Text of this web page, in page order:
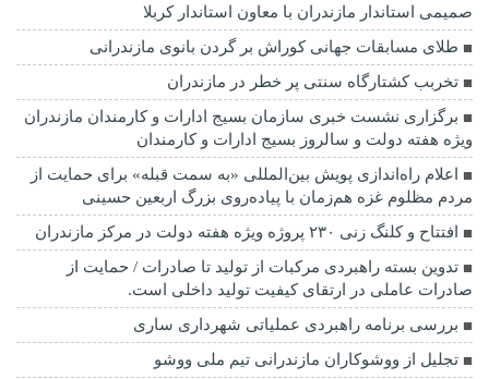
صمیمی استاندار مازندران با معاون استاندار کربلا
طلای مسابقات جهانی کوراش بر گردن بانوی مازندرانی
تخربب کشتارگاه سنتی پر خطر در مازندران
برگزاری نشست خبری سازمان بسیج ادارات و کارمندان مازندران
ویژه هفته دولت و سالروز بسیج ادارات و کارمندان
اعلام راه‌اندازی پویش بین‌المللی «به سمت قبله» برای حمایت از
مردم مظلوم غزه هم‌زمان با پیاده‌روی بزرگ اربعین حسینی
افتتاح و کلنگ زنی ۲۳۰ پروژه ویژه هفته دولت در مرکز مازندران
تدوین بسته راهبردی مرکبات از تولید تا صادرات / حمایت از
صادرات عاملی در ارتقای کیفیت تولید داخلی است.
بررسی برنامه راهبردی عملیاتی شهرداری ساری
تجلیل از ووشوکاران مازندرانی تیم ملی ووشو